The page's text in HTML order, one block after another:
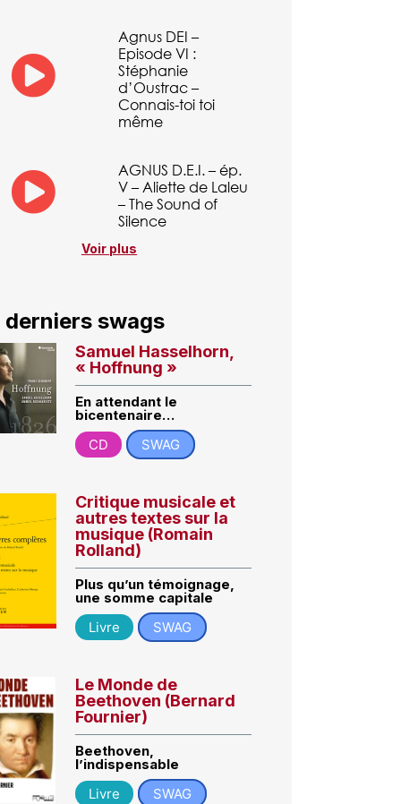
Agnus DEI –
Episode VI :
Stéphanie
d’Oustrac –
Connais-toi toi
même
AGNUS D.E.I. – ép.
V – Aliette de Laleu
– The Sound of
Silence
Voir plus
derniers swags
Samuel Hasselhorn,
« Hoffnung »
En attendant le
bicentenaire…
CD
SWAG
Critique musicale et
autres textes sur la
musique (Romain
Rolland)
Plus qu’un témoignage,
une somme capitale
Livre
SWAG
Le Monde de
Beethoven (Bernard
Fournier)
Beethoven,
l’indispensable
Livre
SWAG